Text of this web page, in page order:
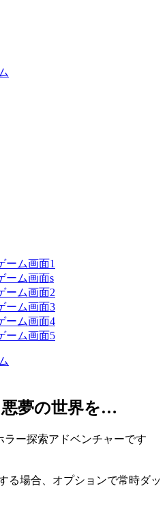
夢の世界を…
ー探索アドベンチャーです
る場合、オプションで常時ダッ